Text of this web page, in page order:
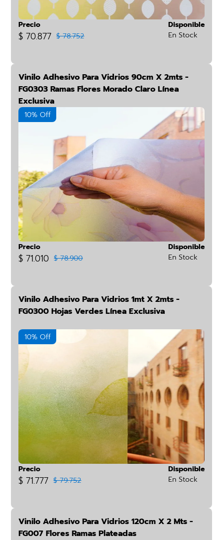
Precio
$ 70.877 $ 78.752
Disponible
En Stock
Vinilo Adhesivo Para Vidrios 90cm X 2mts -
FG0303 Ramas Flores Morado Claro Línea
Exclusiva
10% Off
Precio
$ 71.010 $ 78.900
Disponible
En Stock
Vinilo Adhesivo Para Vidrios 1mt X 2mts -
FG0300 Hojas Verdes Línea Exclusiva
10% Off
Precio
$ 71.777 $ 79.752
Disponible
En Stock
Vinilo Adhesivo Para Vidrios 120cm X 2 Mts -
FG007 Flores Ramas Plateadas